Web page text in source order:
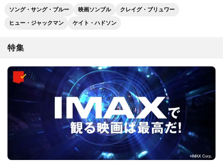
ソング・サング・ブルー 映画ソンブル クレイグ・ブリュワー
ヒュー・ジャックマン ケイト・ハドソン
特集